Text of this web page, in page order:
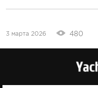
480
3 марта 2026